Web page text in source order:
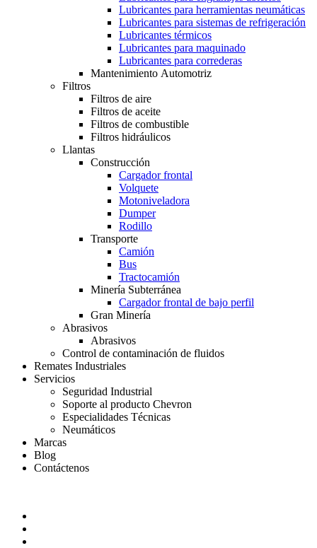
Lubricantes para herramientas neumáticas
Lubricantes para sistemas de refrigeración
Lubricantes térmicos
Lubricantes para maquinado
Lubricantes para correderas
Mantenimiento Automotriz
Filtros
Filtros de aire
Filtros de aceite
Filtros de combustible
Filtros hidráulicos
Llantas
Construcción
Cargador frontal
Volquete
Motoniveladora
Dumper
Rodillo
Transporte
Camión
Bus
Tractocamión
Minería Subterránea
Cargador frontal de bajo perfil
Gran Minería
Abrasivos
Abrasivos
Control de contaminación de fluidos
Remates Industriales
Servicios
Seguridad Industrial
Soporte al producto Chevron
Especialidades Técnicas
Neumáticos
Marcas
Blog
Contáctenos